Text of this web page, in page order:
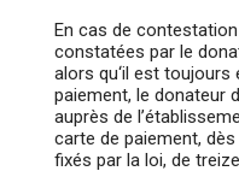
En cas de
constatées par le
alors qu‘il est
paiement, le donateur
auprès de
carte de paiement,
fixés par la loi, de